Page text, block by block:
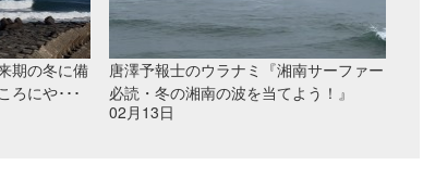
期の冬に備
ろにや･･･
唐澤予報士のウラナミ『湘南サーファー
必読・冬の湘南の波を当てよう！』
02月13日